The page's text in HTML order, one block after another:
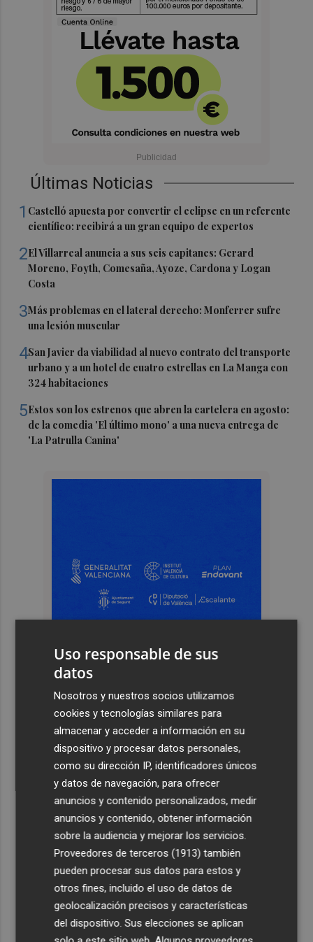
Últimas Noticias
1 Castelló apuesta por convertir el eclipse en un referente
científico: recibirá a un gran equipo de expertos
2El Villarreal anuncia a sus seis capitanes: Gerard
Moreno, Foyth, Comesaña, Ayoze, Cardona y Logan
Costa
3Más problemas en el lateral derecho: Monferrer sufre
una lesión muscular
4San Javier da viabilidad al nuevo contrato del transporte
urbano y a un hotel de cuatro estrellas en La Manga con
324 habitaciones
5Estos son los estrenos que abren la cartelera en agosto:
de la comedia 'El último mono' a una nueva entrega de
'La Patrulla Canina'
Uso responsable de sus
datos
Nosotros y nuestros socios utilizamos
cookies y tecnologías similares para
almacenar y acceder a información en su
dispositivo y procesar datos personales,
como su dirección IP, identificadores únicos
y datos de navegación, para ofrecer
anuncios y contenido personalizados, medir
anuncios y contenido, obtener información
sobre la audiencia y mejorar los servicios.
Proveedores de terceros (1913) también
pueden procesar sus datos para estos y
otros fines, incluido el uso de datos de
geolocalización precisos y características
del dispositivo. Sus elecciones se aplican